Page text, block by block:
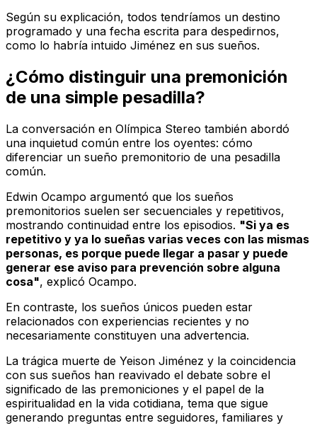
Según su explicación, todos tendríamos un destino
programado y una fecha escrita para despedirnos,
como lo habría intuido Jiménez en sus sueños.
¿Cómo distinguir una premonición
de una simple pesadilla?
La conversación en Olímpica Stereo también abordó
una inquietud común entre los oyentes: cómo
diferenciar un sueño premonitorio de una pesadilla
común.
Edwin Ocampo argumentó que los sueños
premonitorios suelen ser secuenciales y repetitivos,
mostrando continuidad entre los episodios. "Si ya es
repetitivo y ya lo sueñas varias veces con las mismas
personas, es porque puede llegar a pasar y puede
generar ese aviso para prevención sobre alguna
cosa", explicó Ocampo.
En contraste, los sueños únicos pueden estar
relacionados con experiencias recientes y no
necesariamente constituyen una advertencia.
La trágica muerte de Yeison Jiménez y la coincidencia
con sus sueños han reavivado el debate sobre el
significado de las premoniciones y el papel de la
espiritualidad en la vida cotidiana, tema que sigue
generando preguntas entre seguidores, familiares y